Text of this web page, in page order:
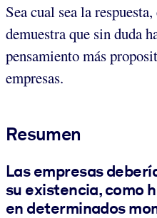
Sea cual sea la
demuestra que sin duda
pensamiento más
empresas.
Resumen
Las empresas
su existencia, como
en determinados